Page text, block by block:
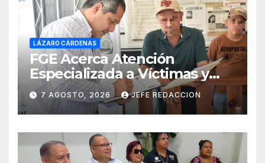
LÁZARO CÁRDENAS
FGE Acerca Atención
Especializada a Víctimas y
Ciudadanía de Coalcomán
7 AGOSTO, 2026 JEFE REDACCION